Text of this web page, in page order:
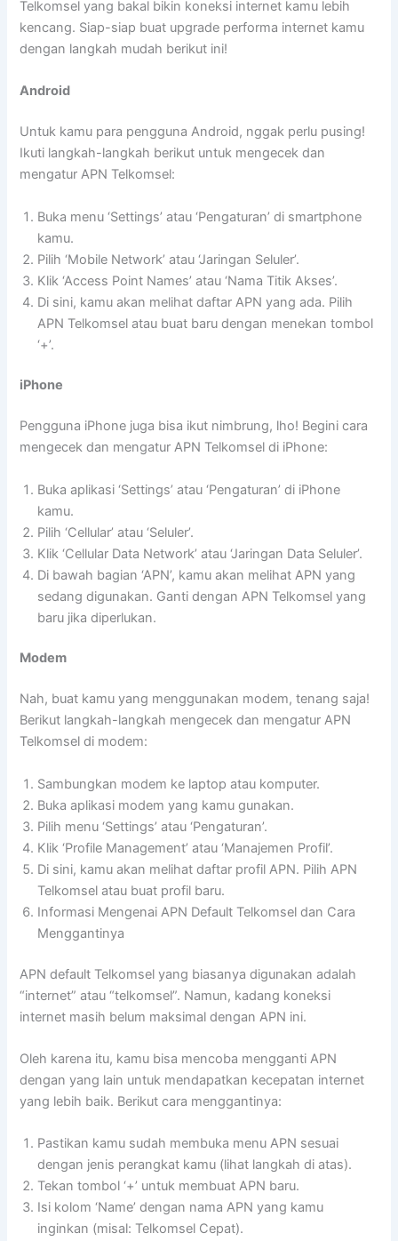
Telkomsel yang bakal bikin koneksi internet kamu lebih
kencang. Siap-siap buat upgrade performa internet kamu
dengan langkah mudah berikut ini!
Android
Untuk kamu para pengguna Android, nggak perlu pusing!
Ikuti langkah-langkah berikut untuk mengecek dan
mengatur APN Telkomsel:
Buka menu ‘Settings’ atau ‘Pengaturan’ di smartphone
kamu.
Pilih ‘Mobile Network’ atau ‘Jaringan Seluler’.
Klik ‘Access Point Names’ atau ‘Nama Titik Akses’.
Di sini, kamu akan melihat daftar APN yang ada. Pilih
APN Telkomsel atau buat baru dengan menekan tombol
‘+’.
iPhone
Pengguna iPhone juga bisa ikut nimbrung, lho! Begini cara
mengecek dan mengatur APN Telkomsel di iPhone:
Buka aplikasi ‘Settings’ atau ‘Pengaturan’ di iPhone
kamu.
Pilih ‘Cellular’ atau ‘Seluler’.
Klik ‘Cellular Data Network’ atau ‘Jaringan Data Seluler’.
Di bawah bagian ‘APN’, kamu akan melihat APN yang
sedang digunakan. Ganti dengan APN Telkomsel yang
baru jika diperlukan.
Modem
Nah, buat kamu yang menggunakan modem, tenang saja!
Berikut langkah-langkah mengecek dan mengatur APN
Telkomsel di modem:
Sambungkan modem ke laptop atau komputer.
Buka aplikasi modem yang kamu gunakan.
Pilih menu ‘Settings’ atau ‘Pengaturan’.
Klik ‘Profile Management’ atau ‘Manajemen Profil’.
Di sini, kamu akan melihat daftar profil APN. Pilih APN
Telkomsel atau buat profil baru.
Informasi Mengenai APN Default Telkomsel dan Cara
Menggantinya
APN default Telkomsel yang biasanya digunakan adalah
“internet” atau “telkomsel”. Namun, kadang koneksi
internet masih belum maksimal dengan APN ini.
Oleh karena itu, kamu bisa mencoba mengganti APN
dengan yang lain untuk mendapatkan kecepatan internet
yang lebih baik. Berikut cara menggantinya:
Pastikan kamu sudah membuka menu APN sesuai
dengan jenis perangkat kamu (lihat langkah di atas).
Tekan tombol ‘+’ untuk membuat APN baru.
Isi kolom ‘Name’ dengan nama APN yang kamu
inginkan (misal: Telkomsel Cepat).